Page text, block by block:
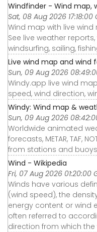
Windfinder - Wind map,
Sat, 08 Aug 2026 17:18:00
Wind map with live
See live weather
windsurfing, sailing,
Live wind map and wind
Sun, 09 Aug 2026
Windy.app live wind
speed, wind direction,
Windy: Wind map &
Sun, 09 Aug 2026
Worldwide animated
forecasts, METAR, TAF,
from stations and
Wind - Wikipedia
Fri, 07 Aug 2026 01:20:00
Winds have various
(wind speed), the
energy content or wind
often referred to
direction from which the